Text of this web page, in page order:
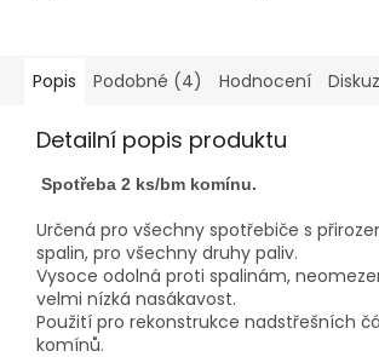
Popis Podobné (4) Hodnocení
Detailní popis produktu
Spotřeba 2 ks/bm komínu.
Určená pro všechny spotřebiče s
spalin, pro všechny druhy paliv.
Vysoce odolná proti spalinám,
velmi nízká nasákavost.
Použití pro rekonstrukce nadstřešních
komínů.